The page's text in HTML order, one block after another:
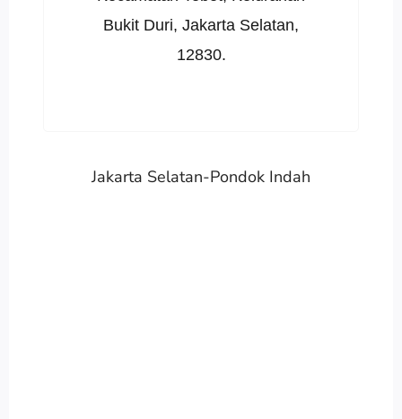
Bukit Duri, Jakarta Selatan,
12830.
Jakarta Selatan-Pondok Indah